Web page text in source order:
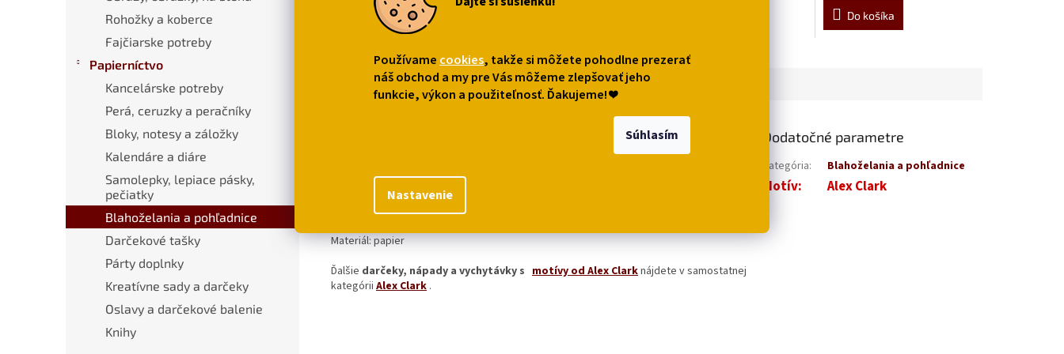
Používame cookies, takže si môžete pohodlne prezerať
náš obchod a my pre Vás môžeme zlepšovať jeho
funkcie, výkon a použiteľnosť. Ďakujeme!❤
Nastavenie
Súhlasím
Rohožky a koberce
Fajčiarske potreby
Papierníctvo
Kancelárske potreby
Perá, ceruzky a peračníky
Bloky, notesy a záložky
Kalendáre a diáre
Samolepky, lepiace pásky,
pečiatky
Blahoželania a pohľadnice
Darčekové tašky
Párty doplnky
Kreatívne sady a darčeky
Oslavy a darčekové balenie
Knihy
Do košíka Do košíka
Podobné (6) Diskusia
obálke. Autorský obrázok je
Rozmer priania: 12 x 12 cm
Materiál: papier
Ďalšie darčeky, nápady a vychytávky s motívy od Alex Clarknájdete v samostatnej
kategórii Alex Clark .
Dodatočné parametre
Kategória: Blahoželania a pohľadnice
Motív: Alex Clark